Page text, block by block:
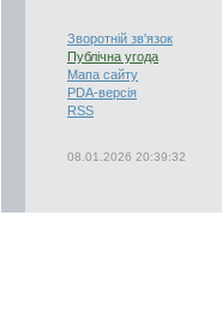
Зворотній зв'язок
Публічна угода
Мапа сайту
PDA-версія
RSS
08.01.2026 20:39:32